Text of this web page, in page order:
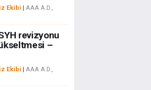
Ekibi | AAA A.D.,
revizyonu
–
Ekibi | AAA A.D.,